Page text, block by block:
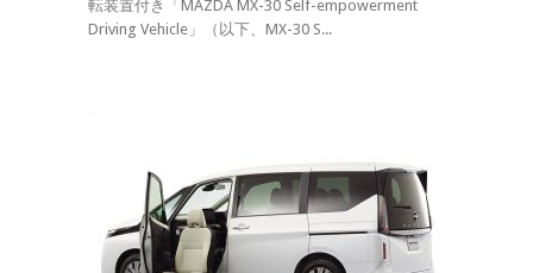
転装置付き「MAZDA MX-30 Self-empowerment
Driving Vehicle」（以下、MX-30 S...